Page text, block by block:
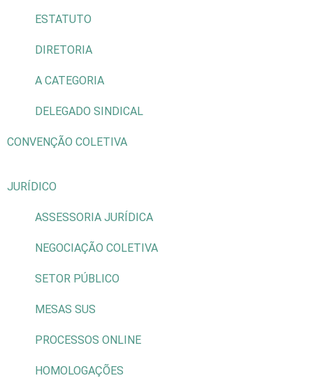
ESTATUTO
DIRETORIA
A CATEGORIA
DELEGADO SINDICAL
CONVENÇÃO COLETIVA
JURÍDICO
ASSESSORIA JURÍDICA
NEGOCIAÇÃO COLETIVA
SETOR PÚBLICO
MESAS SUS
PROCESSOS ONLINE
HOMOLOGAÇÕES